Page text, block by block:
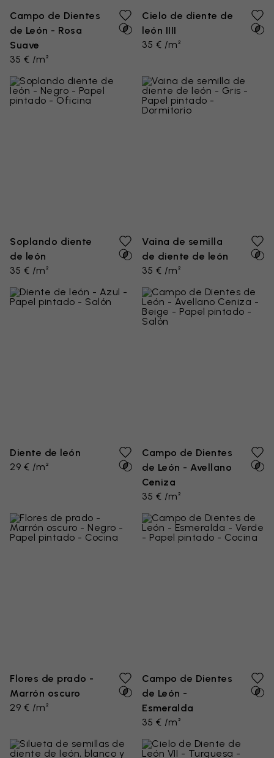
Campo de Dientes
de León - Rosa
Suave
35 € /m²
Cielo de diente de
león IIII
35 € /m²
Soplando diente
de león
35 € /m²
Vaina de semilla
de diente de león
35 € /m²
Diente de león
29 € /m²
Campo de Dientes
de León - Avellano
Ceniza
35 € /m²
Flores de prado -
Marrón oscuro
29 € /m²
Campo de Dientes
de León -
Esmeralda
35 € /m²